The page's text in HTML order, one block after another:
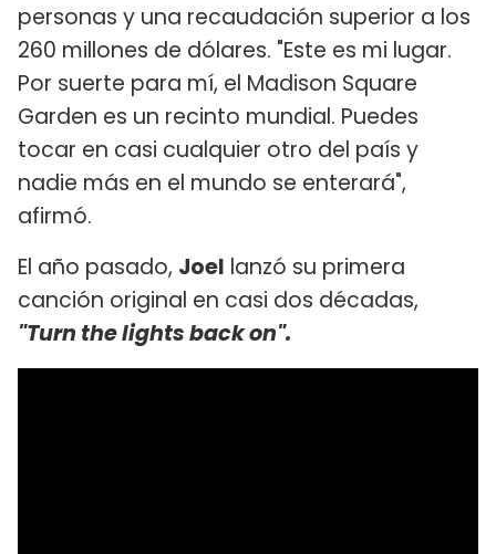
personas y una recaudación superior a los
260 millones de dólares. "Este es mi lugar.
Por suerte para mí, el Madison Square
Garden es un recinto mundial. Puedes
tocar en casi cualquier otro del país y
nadie más en el mundo se enterará",
afirmó.
El año pasado, Joel lanzó su primera
canción original en casi dos décadas,
"Turn the lights back on".